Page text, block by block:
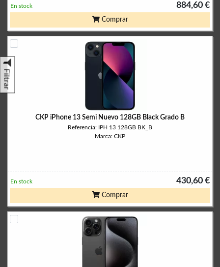
Filtrar
884,60 €
En stock
Comprar
CKP iPhone 13 Semi Nuevo 128GB Black Grado B
Referencia: IPH 13 128GB BK_B
Marca: CKP
430,60 €
En stock
Comprar